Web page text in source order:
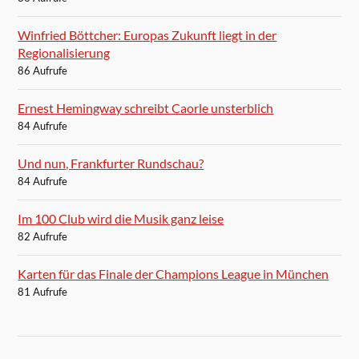
Winfried Böttcher: Europas Zukunft liegt in der
Regionalisierung
86 Aufrufe
Ernest Hemingway schreibt Caorle unsterblich
84 Aufrufe
Und nun, Frankfurter Rundschau?
84 Aufrufe
Im 100 Club wird die Musik ganz leise
82 Aufrufe
Karten für das Finale der Champions League in München
81 Aufrufe